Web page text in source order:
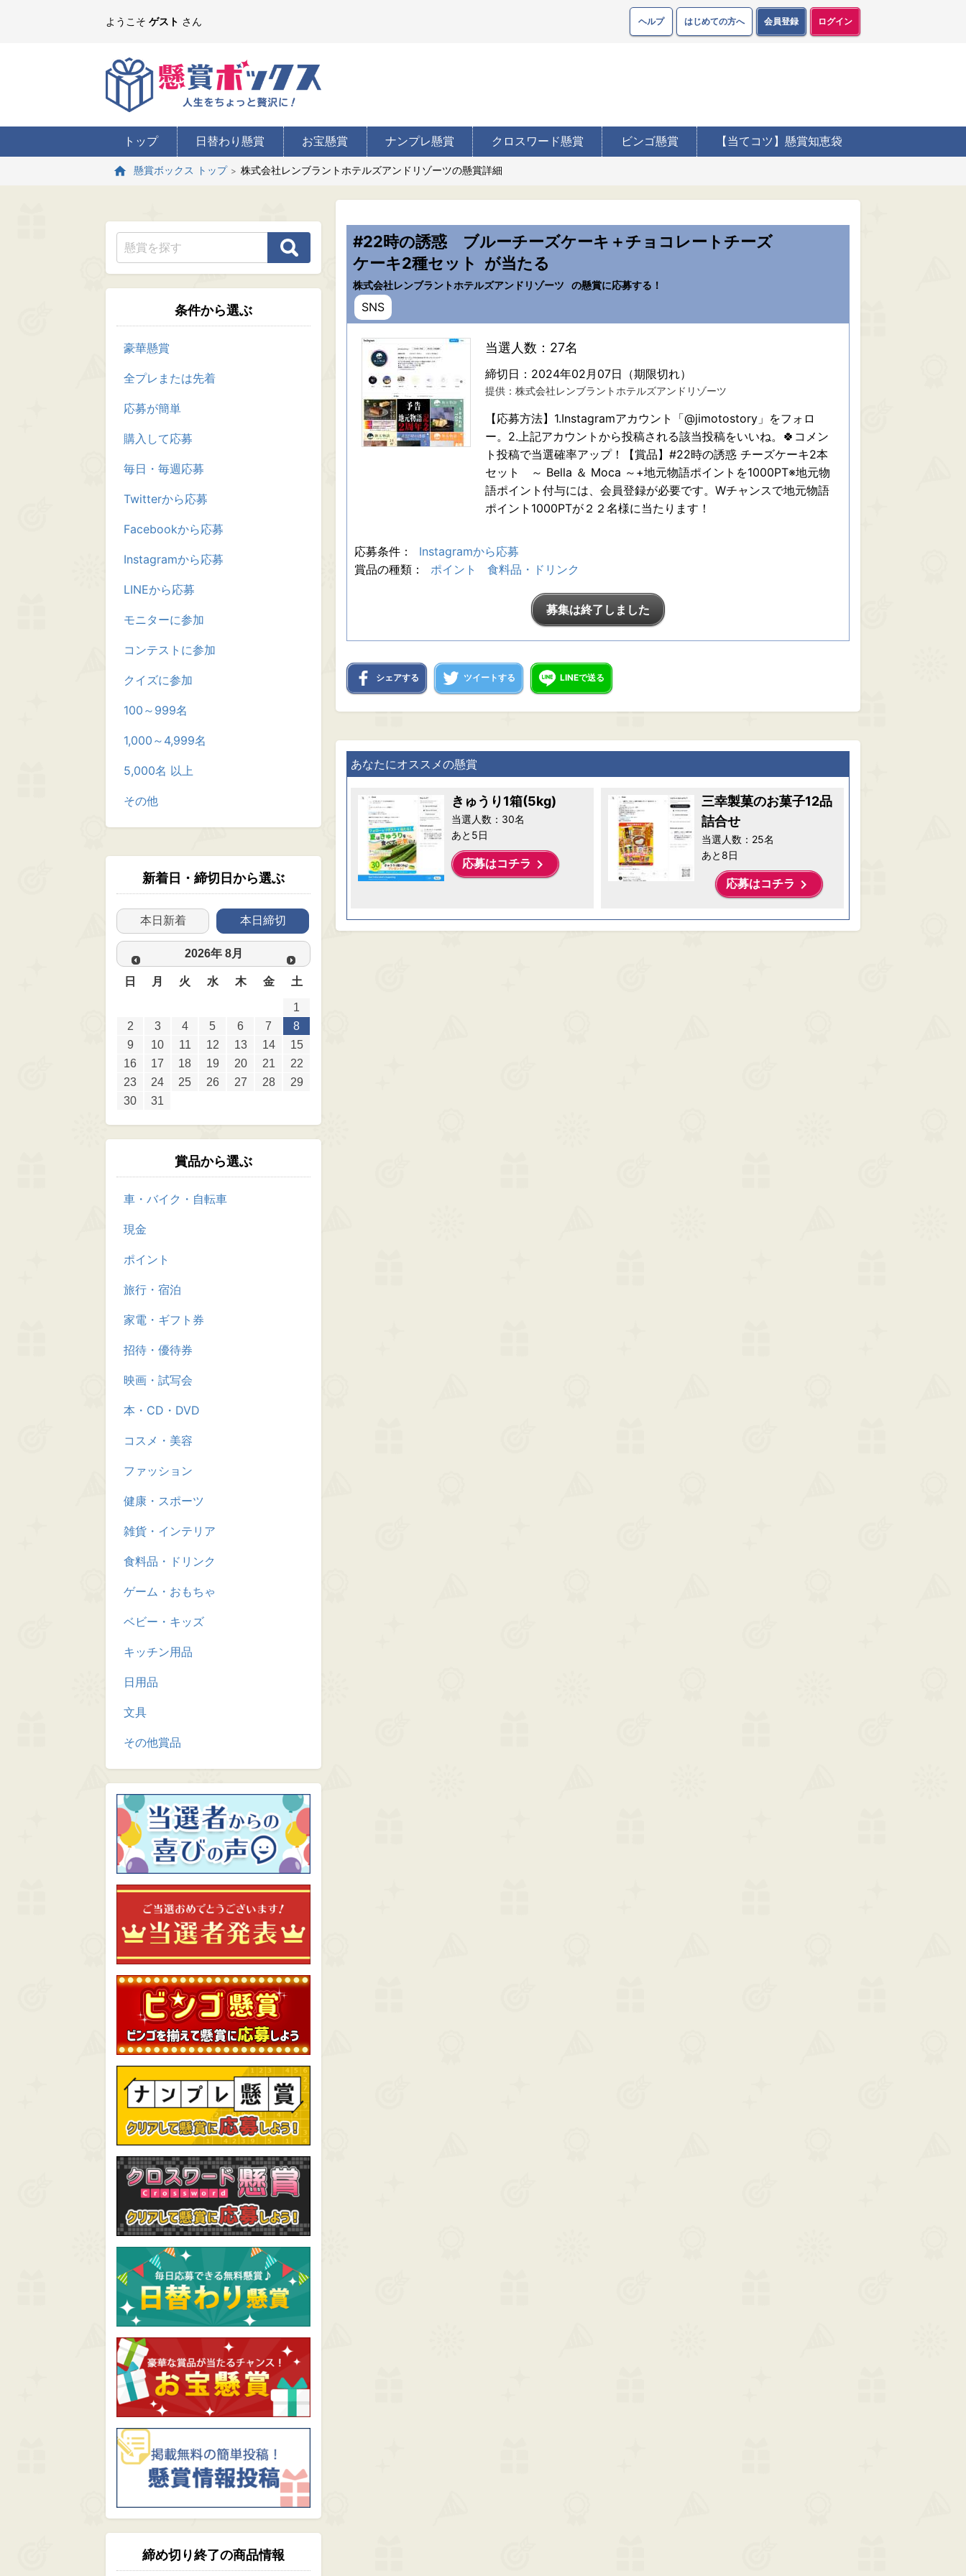
ようこそ ゲスト さん ヘルプ はじめての方へ 会員登録 ログイン
トップ 日替わり懸賞 お宝懸賞 ナンプレ懸賞 クロスワード懸賞 ビンゴ懸賞 【当てコツ】懸賞知恵袋
懸賞ボックス トップ 株式会社レンブラントホテルズアンドリゾーツの懸賞詳細
条件から選ぶ
豪華懸賞
全プレまたは先着
応募が簡単
購入して応募
毎日・毎週応募
Twitterから応募
Facebookから応募
Instagramから応募
LINEから応募
モニターに参加
コンテストに参加
クイズに参加
100～999名
1,000～4,999名
5,000名 以上
その他
新着日・締切日から選ぶ
本日新着 本日締切
2026年 8月
日 月 火 水 木 金 土
1
2
3 4 5 6 7
8
9
10 11 12 13 14
15
16
17 18 19 20 21
22
23
24 25 26 27 28
29
30
31
賞品から選ぶ
車・バイク・自転車
現金
ポイント
旅行・宿泊
家電・ギフト券
招待・優待券
映画・試写会
本・CD・DVD
コスメ・美容
ファッション
健康・スポーツ
雑貨・インテリア
食料品・ドリンク
ゲーム・おもちゃ
ベビー・キッズ
キッチン用品
日用品
文具
その他賞品
締め切り終了の商品情報
#22時の誘惑 ブルーチーズケーキ＋チョコレートチーズ
ケーキ2種セット
が当たる
株式会社レンブラントホテルズアンドリゾーツ の懸賞に応募する！
SNS
当選人数：27名
締切日：2024年02月07日（期限切れ）
提供：株式会社レンブラントホテルズアンドリゾーツ
【応募方法】1.Instagramアカウント「@jimotostory」をフォロ
ー。2.上記アカウントから投稿される該当投稿をいいね。🍀コメン
ト投稿で当選確率アップ！【賞品】#22時の誘惑 チーズケーキ2本
セット ～ Bella ＆ Moca ～+地元物語ポイントを1000PT※地元物
語ポイント付与には、会員登録が必要です。Wチャンスで地元物語
ポイント1000PTが２２名様に当たります！
応募条件：
Instagramから応募
賞品の種類：
ポイント 食料品・ドリンク
募集は終了しました
シェアする ツイートする LINEで送る
あなたにオススメの懸賞
きゅうり1箱(5kg)
当選人数：30名
あと5日
応募はコチラ keyboard_arrow_right
三幸製菓のお菓子12品
詰合せ
当選人数：25名
あと8日
応募はコチラ keyboard_arrow_right